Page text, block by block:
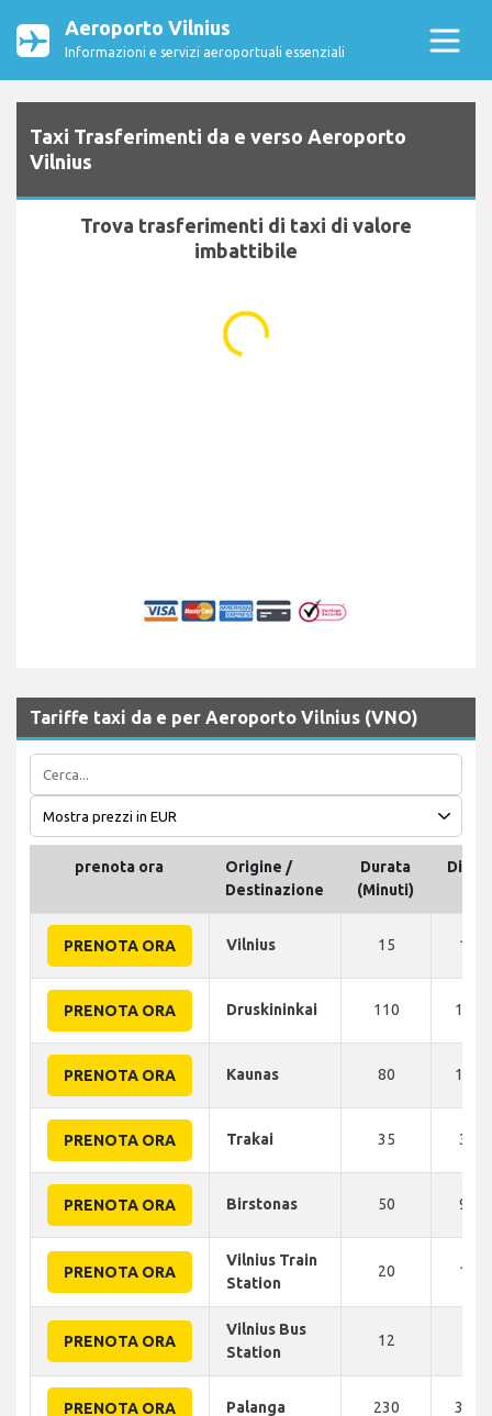
Aeroporto Vilnius
Informazioni e servizi aeroportuali essenziali
Taxi Trasferimenti da e verso Aeroporto
Vilnius
Trova trasferimenti di taxi di valore
imbattibile
...
Tariffe taxi da e per Aeroporto Vilnius (VNO)
prenota ora
Origine /
Destinazione
Durata
(Minuti)
PRENOTA ORA Vilnius 15 10
PRENOTA ORA Druskininkai 110 130
PRENOTA ORA Kaunas 80 102
PRENOTA ORA Trakai 35 35
PRENOTA ORA Birstonas 50 92
PRENOTA ORA
Vilnius Train
Station
20 11
PRENOTA ORA
Vilnius Bus
Station
12
PRENOTA ORA Palanga 230 334